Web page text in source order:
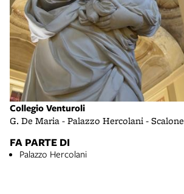
Collegio Venturoli
G. De Maria - Palazzo Hercolani - Scalone
FA PARTE DI
Palazzo Hercolani